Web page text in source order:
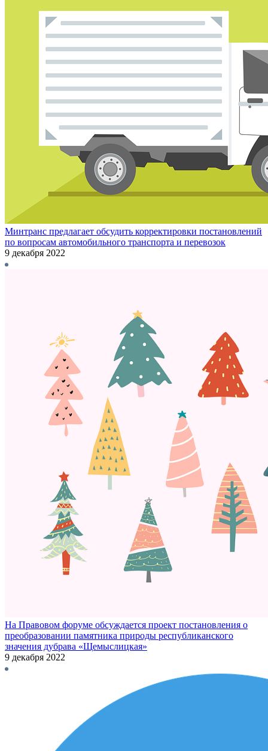
Минтранс предлагает обсудить корректировки постановлений
по вопросам автомобильного транспорта и перевозок
9 декабря 2022
На Правовом форуме обсуждается проект постановления о
преобразовании памятника природы республиканского
значения дубрава «Щемыслицкая»
9 декабря 2022